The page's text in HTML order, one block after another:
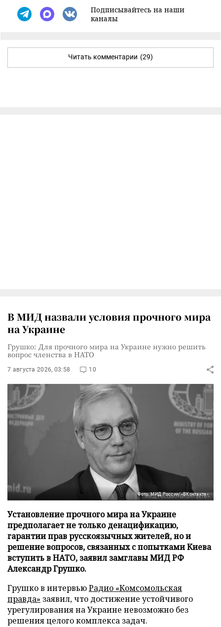
Подписывайтесь на наши
каналы
Читать комментарии (29)
В МИД назвали условия прочного мира
на Украине
Грушко: Для прочного мира на Украине нужно решить
вопрос членства в НАТО
7 августа 2026, 03:58 10
Фото: МИД России/«ВКонтакте»
Установление прочного мира на Украине
предполагает не только денацификацию,
гарантии прав русскоязычных жителей, но и
решение вопросов, связанных с попытками Киева
вступить в НАТО, заявил замглавы МИД РФ
Александр Грушко.
Грушко в интервьюРадио «Комсомольская
правда» заявил, что достижение устойчивого
урегулирования на Украине невозможно без
решения целого комплекса задач.